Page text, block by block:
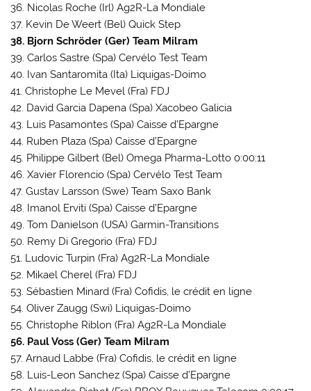
36. Nicolas Roche (Irl) Ag2R-La Mondiale
37. Kevin De Weert (Bel) Quick Step
38. Bjorn Schröder (Ger) Team Milram
39. Carlos Sastre (Spa) Cervélo Test Team
40. Ivan Santaromita (Ita) Liquigas-Doimo
41. Christophe Le Mevel (Fra) FDJ
42. David Garcia Dapena (Spa) Xacobeo Galicia
43. Luis Pasamontes (Spa) Caisse d’Epargne
44. Ruben Plaza (Spa) Caisse d’Epargne
45. Philippe Gilbert (Bel) Omega Pharma-Lotto 0:00:11
46. Xavier Florencio (Spa) Cervélo Test Team
47. Gustav Larsson (Swe) Team Saxo Bank
48. Imanol Erviti (Spa) Caisse d’Epargne
49. Tom Danielson (USA) Garmin-Transitions
50. Remy Di Gregorio (Fra) FDJ
51. Ludovic Turpin (Fra) Ag2R-La Mondiale
52. Mikael Cherel (Fra) FDJ
53. Sébastien Minard (Fra) Cofidis, le crédit en ligne
54. Oliver Zaugg (Swi) Liquigas-Doimo
55. Christophe Riblon (Fra) Ag2R-La Mondiale
56. Paul Voss (Ger) Team Milram
57. Arnaud Labbe (Fra) Cofidis, le crédit en ligne
58. Luis-Leon Sanchez (Spa) Caisse d’Epargne